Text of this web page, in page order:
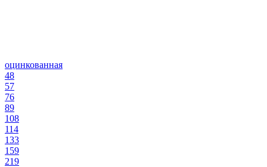
оцинкованная
48
57
76
89
108
114
133
159
219